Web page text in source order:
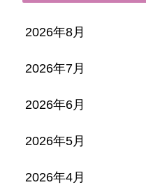
2026年8月
2026年7月
2026年6月
2026年5月
2026年4月